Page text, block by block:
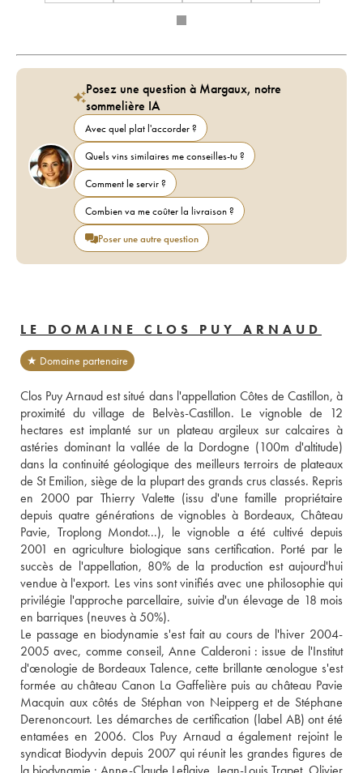
Posez une question à Margaux, notre
sommelière IA
Avec quel plat l'accorder ?
Quels vins similaires me conseilles-tu ?
Comment le servir ?
Combien va me coûter la livraison ?
Poser une autre question
LE DOMAINE CLOS PUY ARNAUD
★ Domaine partenaire
Clos Puy Arnaud est situé dans l'appellation Côtes de Castillon, à
proximité du village de Belvès-Castillon. Le vignoble de 12
hectares est implanté sur un plateau argileux sur calcaires à
astéries dominant la vallée de la Dordogne (100m d'altitude)
dans la continuité géologique des meilleurs terroirs de plateaux
de St Emilion, siège de la plupart des grands crus classés. Repris
en 2000 par Thierry Valette (issu d'une famille propriétaire
depuis quatre générations de vignobles à Bordeaux, Château
Pavie, Troplong Mondot...), le vignoble a été cultivé depuis
2001 en agriculture biologique sans certification. Porté par le
succès de l'appellation, 80% de la production est aujourd'hui
vendue à l'export. Les vins sont vinifiés avec une philosophie qui
privilégie l'approche parcellaire, suivie d'un élevage de 18 mois
en barriques (neuves à 50%).
Le passage en biodynamie s'est fait au cours de l'hiver 2004-
2005 avec, comme conseil, Anne Calderoni : issue de l'Institut
d'œnologie de Bordeaux Talence, cette brillante œnologue s'est
formée au château Canon La Gaffelière puis au château Pavie
Macquin aux côtés de Stéphan von Neipperg et de Stéphane
Derenoncourt. Les démarches de certification (label AB) ont été
entamées en 2006. Clos Puy Arnaud a également rejoint le
syndicat Biodyvin depuis 2007 qui réunit les grandes figures de